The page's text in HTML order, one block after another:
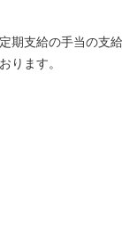
期支給の手当の支
ります。